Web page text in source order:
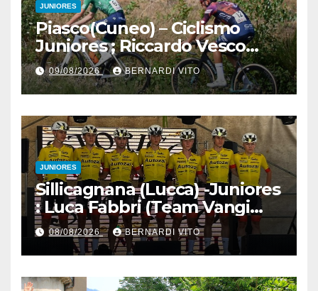
JUNIORES
Piasco(Cuneo) – Ciclismo
Juniores ; Riccardo Vesco
(Guerrini-Senaghese) al
fotofinish su Gugnino (UC
Piasco) e Jedrysek (SC
Fagnano Nuova)
09/08/2026 BERNARDI VITO
JUNIORES
Sillicagnana (Lucca) -Juniores
: Luca Fabbri (Team Vangi
Tommasini) vince il “Gran
Premio Garfagnana –
Memorial Gino Bartali”
08/08/2026 BERNARDI VITO